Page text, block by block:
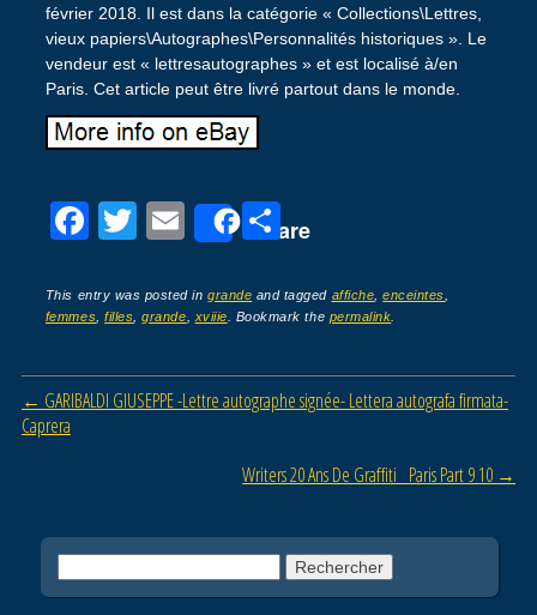
février 2018. Il est dans la catégorie « Collections\Lettres,
vieux papiers\Autographes\Personnalités historiques ». Le
vendeur est « lettresautographes » et est localisé à/en
Paris. Cet article peut être livré partout dans le monde.
F
c
e
b
o
T
tt
er
E
ail
Share
P
ta
g
er
This entry was posted ingrande and tagged affiche ,enceintes
femmes ,filles ,grande xviiie . Bookmark the permalink
Post navigation
← GARIBALDI GIUSEPPE -Lettre autographe signée- Lettera autografa firmata-
Caprera
Writers 20 Ans De Graffiti Paris Part 9 10 →